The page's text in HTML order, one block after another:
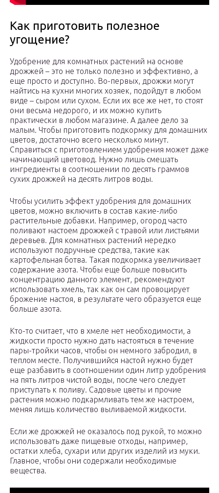
Как приготовить полезное
угощение?
Удобрение для комнатных растений на основе
дрожжей – это не только полезно и эффективно, а
еще просто и доступно. Во-первых, дрожжи могут
найтись на кухни многих хозяек, подойдут в любом
виде – сыром или сухом. Если их все же нет, то стоят
они весьма недорого, и их можно купить
практически в любом магазине. А далее дело за
малым. Чтобы приготовить подкормку для домашних
цветов, достаточно всего несколько минут.
Справиться с приготовлением удобрения может даже
начинающий цветовод. Нужно лишь смешать
ингредиенты в соотношении по десять граммов
сухих дрожжей на десять литров воды.
Чтобы усилить эффект удобрения для домашних
цветов, можно включить в состав какие-либо
растительные добавки. Например, огород часто
поливают настоем дрожжей с травой или листьями
деревьев. Для комнатных растений нередко
используют подручные средства, такие как
картофельная ботва. Такая подкормка увеличивает
содержание азота. Чтобы еще больше повысить
концентрацию данного элемент, рекомендуют
использовать хмель, так как он сам провоцирует
брожение настоя, в результате чего образуется еще
больше азота.
Кто-то считает, что в хмеле нет необходимости, а
жидкости просто нужно дать настояться в течение
пары-тройки часов, чтобы он немного забродил, в
теплом месте. Получившийся настой нужно будет
еще разбавить в соотношении один литр удобрения
на пять литров чистой воды, после чего следует
приступать к поливу. Садовые цветы и прочие
растения можно подкармливать тем же настроем,
меняя лишь количество выливаемой жидкости.
Если же дрожжей не оказалось под рукой, то можно
использовать даже пищевые отходы, например,
остатки хлеба, сухари или других изделий из муки.
Главное, чтобы они содержали необходимые
вещества.